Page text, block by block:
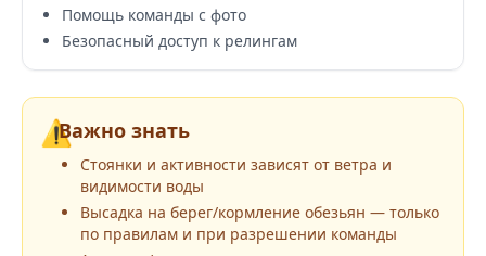
Помощь команды с фото
Безопасный доступ к релингам
⚠️Важно знать
Стоянки и активности зависят от ветра и
видимости воды
Высадка на берег/кормление обезьян — только
по правилам и при разрешении команды